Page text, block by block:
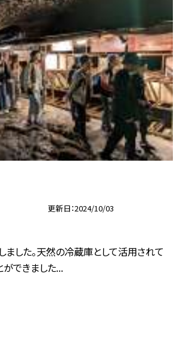
更新日 2024/10/03
した。天然の冷蔵庫として活用されて
できました...